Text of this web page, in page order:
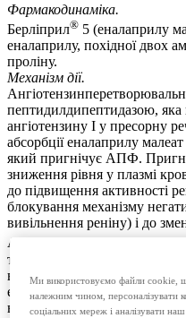
Фармакодинаміка.
Берліприл® 5 (еналаприлу
еналаприлу, похідної двох
проліну.
Механізм дії.
пептидилдипептидазою, яка
ангіотензину І у пресорну
абсорбції еналаприлу
який пригнічує АПФ.
зниження рівня у плазмі
до підвищення активності
блокування механізму
вивільнення реніну) і до
АПФ є ідентичним до
також може блокувати
вазодепресорного пептиду.
ефект у терапевтичній дії
вивченою.
Ми використовуємо файли cookie,
належним чином, персоналізувати
соціальних мереж і аналізувати